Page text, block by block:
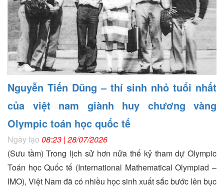
Nguyễn Tiến Dũng – thí sinh nhỏ tuổi nhất
của việt nam giành huy chương vàng
Olympic toán học quốc tế
Ngày tạo 08:23 | 28/07/2026
(Sưu tầm) Trong lịch sử hơn nửa thế kỷ tham dự Olympic
Toán học Quốc tế (International Mathematical Olympiad –
IMO), Việt Nam đã có nhiều học sinh xuất sắc bước lên bục